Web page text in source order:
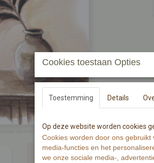
Cookies toestaan Opties
Toestemming Details
Op deze website worden cookies
Cookies worden door ons
media-functies en het
we onze sociale media-,